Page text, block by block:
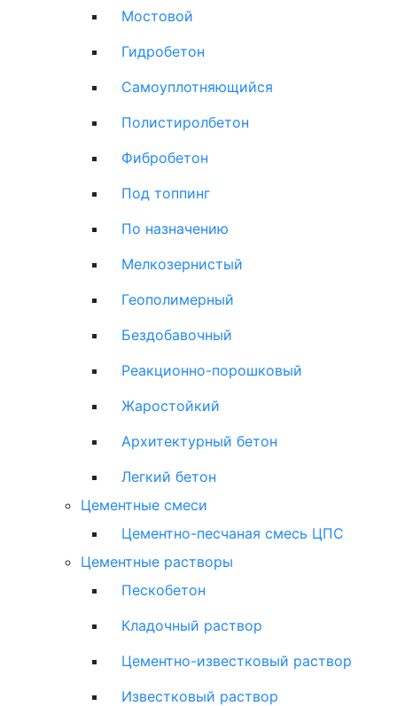
Мостовой
Гидробетон
Самоуплотняющийся
Полистиролбетон
Фибробетон
Под топпинг
По назначению
Мелкозернистый
Геополимерный
Бездобавочный
Реакционно-порошковый
Жаростойкий
Архитектурный бетон
Легкий бетон
Цементные смеси
Цементно-песчаная смесь ЦПС
Цементные растворы
Пескобетон
Кладочный раствор
Цементно-известковый раствор
Известковый раствор